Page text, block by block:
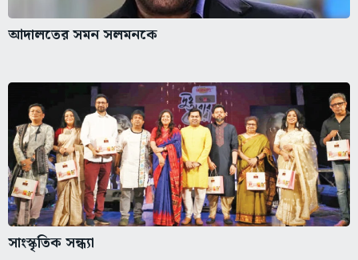
আদালতের সমন সলমনকে
সাংস্কৃতিক সন্ধ্যা